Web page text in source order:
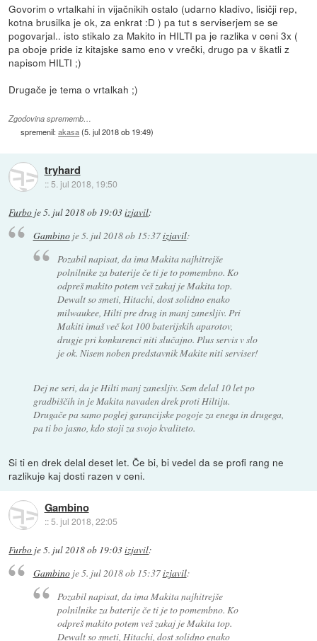
Govorim o vrtalkahi in vijačnikih ostalo (udarno kladivo, lisičji rep,
kotna brusilka je ok, za enkrat :D ) pa tut s serviserjem se se
pogovarjal.. isto stikalo za Makito in HILTI pa je razlika v ceni 3x (
pa oboje pride iz kitajske samo eno v vrečki, drugo pa v škatli z
napisom HILTI ;)
Drugače je tema o vrtalkah ;)
Zgodovina sprememb…
spremenil:akasa(5. jul 2018 ob 19:49)
tryhard
:: 5. jul 2018, 19:50
Furbo je5. jul 2018 ob 19:03izjavil:
Gambinoje5. jul 2018 ob 15:37izjavil:
Pozabil napisat, da ima Makita najhitrejše
polnilnike za baterije če ti je to pomembno. Ko
odpreš makito potem veš zakaj je Makita top.
Dewalt so smeti, Hitachi, dost solidno enako
milwaukee, Hilti pre drag in manj zanesljiv. Pri
Makiti imaš več kot 100 baterijskih aparotov,
drugje pri konkurenci niti slučajno. Plus servis v slo
je ok. Nisem noben predstavnik Makite niti serviser!
Dej ne seri, da je Hilti manj zanesljiv. Sem delal 10 let po
gradbiščih in je Makita navaden drek proti Hiltiju.
Drugače pa samo poglej garancijske pogoje za enega in drugega,
pa ti bo jasno, kdo stoji za svojo kvaliteto.
Si ti en drek delal deset let. Če bi, bi vedel da se profi rang ne
razlikuje kaj dosti razen v ceni.
Gambino
::5. jul 2018, 22:05
Furbo je5. jul 2018 ob 19:03izjavil:
Gambinoje5. jul 2018 ob 15:37izjavil:
Pozabil napisat, da ima Makita najhitrejše
polnilnike za baterije če ti je to pomembno. Ko
odpreš makito potem veš zakaj je Makita top.
Dewalt so smeti, Hitachi, dost solidno enako